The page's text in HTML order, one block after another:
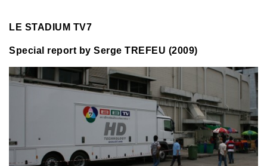
LE STADIUM TV7
Special report by Serge TREFEU (2009)